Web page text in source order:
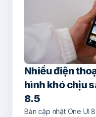
Nhiều điện
hình khó chịu
8.5
Bản cập nhật One UI